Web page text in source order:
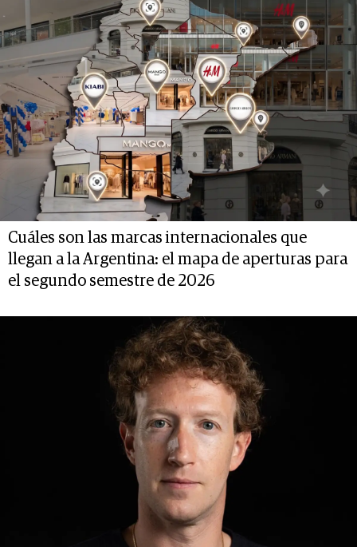
Cuáles son las marcas internacionales que
llegan a la Argentina: el mapa de aperturas para
el segundo semestre de 2026